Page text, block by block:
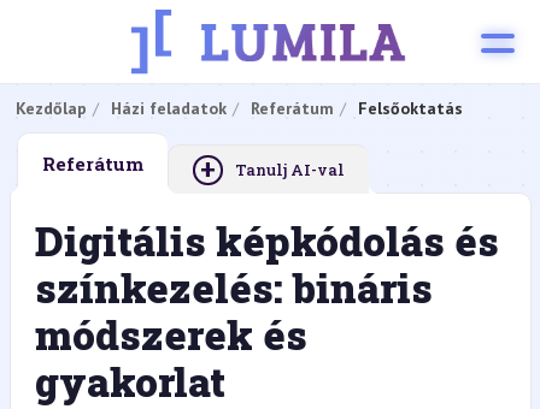
Kezdőlap Házi feladatok Referátum Felsőoktatás
Referátum + Tanulj AI-val
Digitális képkódolás és
színkezelés: bináris
módszerek és
gyakorlat